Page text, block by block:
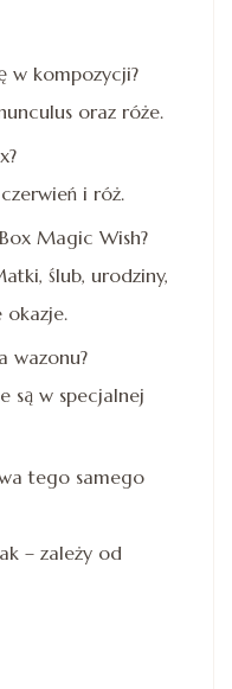
w kompozycji?
oraz róże.
i róż.
Magic Wish?
ślub, urodziny,
okazje.
wazonu?
są w specjalnej
tego samego
– zależy od